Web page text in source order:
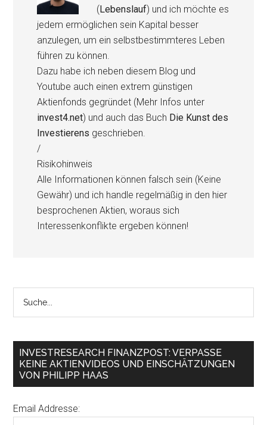
(Lebenslauf) und ich möchte es
jedem ermöglichen sein Kapital besser
anzulegen, um ein selbstbestimmteres Leben
führen zu können.
Dazu habe ich neben diesem Blog und
Youtube auch einen extrem günstigen
Aktienfonds gegründet (Mehr Infos unter
invest4.net) und auch das Buch Die Kunst des
Investierens geschrieben.
/
Risikohinweis
Alle Informationen können falsch sein (Keine
Gewähr) und ich handle regelmäßig in den hier
besprochenen Aktien, woraus sich
Interessenkonflikte ergeben können!
INVESTRESEARCH FINANZPOST: VERPASSE
KEINE AKTIENVIDEOS UND EINSCHÄTZUNGEN
VON PHILIPP HAAS
Email Addresse: